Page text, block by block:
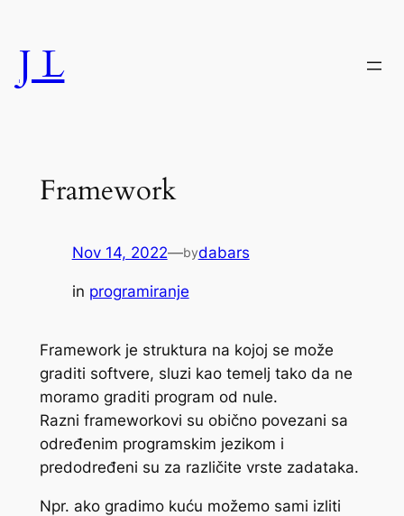
J L
Framework
Nov 14, 2022—bydabars
in programiranje
Framework je struktura na kojoj se može
graditi softvere, sluzi kao temelj tako da ne
moramo graditi program od nule.
Razni frameworkovi su obično povezani sa
određenim programskim jezikom i
predodređeni su za različite vrste zadataka.
Npr. ako gradimo kuću možemo sami izliti